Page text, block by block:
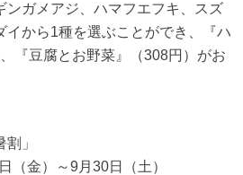
ンガメアジ、ハマフエフキ、スズ
イから1種を選ぶことができ、『ハ
『豆腐とお野菜』（308円）がお
」
（金）～9月30日（土）